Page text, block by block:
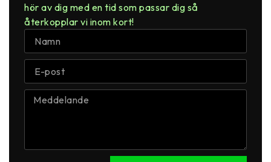
hör av dig med en tid som passar dig så
återkopplar vi inom kort!​